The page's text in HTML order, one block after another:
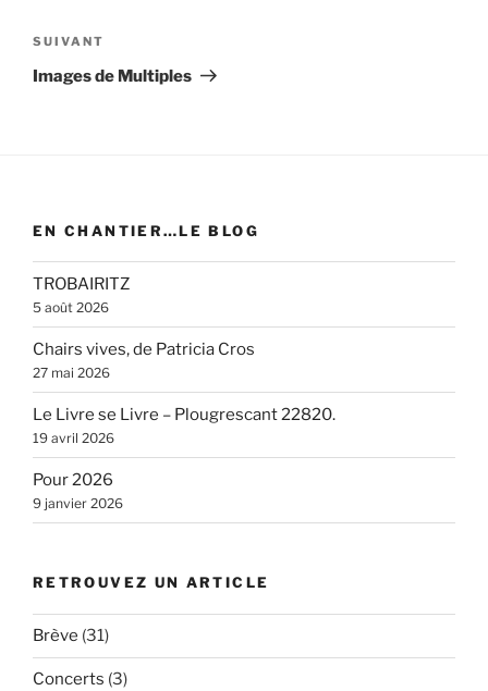
Article
suivant
SUIVANT
Images de Multiples
EN CHANTIER…LE BLOG
TROBAIRITZ
5 août 2026
Chairs vives, de Patricia Cros
27 mai 2026
Le Livre se Livre – Plougrescant 22820.
19 avril 2026
Pour 2026
9 janvier 2026
RETROUVEZ UN ARTICLE
Brève (31)
Concerts (3)